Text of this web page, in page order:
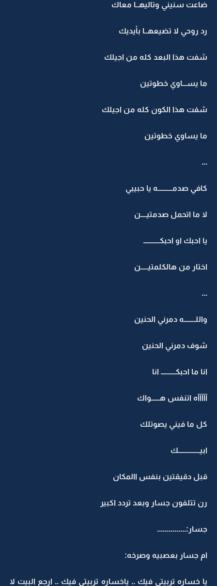
ضاعت سنيني وتاليهــا معاك
رد روحي لا تضيعهــا بأيديك
شفت هذا البعد كله من اجيلك
ما يســـاوي خطوتين
شفت هذا الكون كله من اجيلك
ما يساوي خطوتين
...
كافي صدمــــــــــه يا حبيبي
لا ما اتحمل صدمتيــــن
يا احبك او احبكـــــــــــ
اختار من هالكلمتيـــــن
...
واللــــــــه دمرني الحنين
شوف دمرني الحنين
انا ما احبكــــــــــ انا
آآآآآه اتنفس هــــــواك
كل ما فيني يصوتلك
ابيـــــــــــــــك
قبل دقيقتين بنفس االمكان
رن تتلفون جسار وبعد تردد اكبير
جسار:...............
ام جسار بعصبيه وصرخه:
يا خساره تربيتي فيك .. ياخساره تربيتي فيك .. ارجع البيت لا